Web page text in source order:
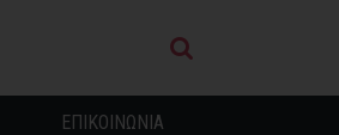
ΕΠΙΚΟΙΝΩΝΙΑ